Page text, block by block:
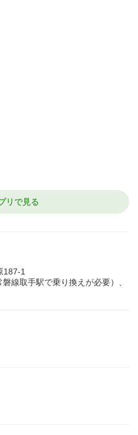
リで見る
187-1
線取手駅で乗り換えが必要）、